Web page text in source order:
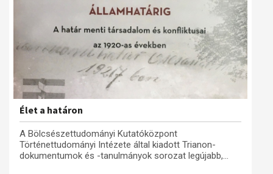
Élet a határon
A Bölcsészettudományi Kutatóközpont
Történettudományi Intézete által kiadott Trianon-
dokumentumok és -tanulmányok sorozat legújabb,...